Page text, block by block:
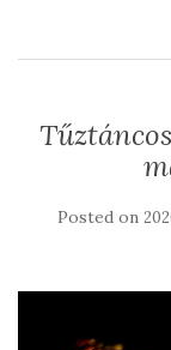
Posted on